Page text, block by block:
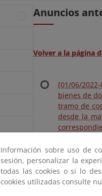
Anuncios
Volver a la página
[01/06/
bienes de
tramo de
desde la
Impacto
TTMM
[28/10/
Impacto
Información sobre uso de
sesión, personalizar la
todas las cookies o si lo
cookies utilizadas consulte